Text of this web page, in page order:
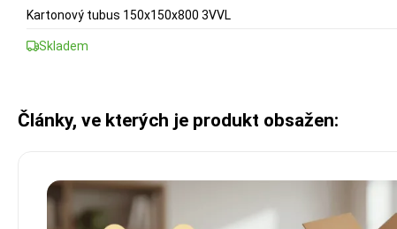
Kartonový tubus 150x150x800 3VVL
Skladem
Články, ve kterých je produkt obsažen: